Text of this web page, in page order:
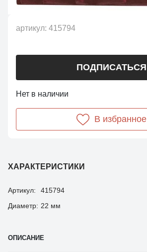
ХАРАКТЕРИСТИКИ
Артикул:
415794
Диаметр: 22 мм
артикул: 415794
ПОДПИСАТЬСЯ
Нет в наличии
В избранное
ОПИСАНИЕ